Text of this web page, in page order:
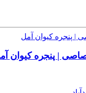
| پنجره کیوان